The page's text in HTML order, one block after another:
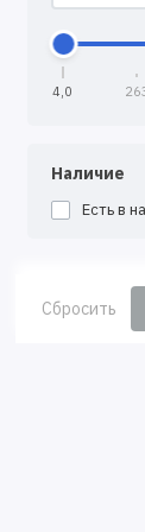
4,0
Наличие
Есть в
Сбросить